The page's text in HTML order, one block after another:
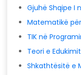
Gjuhë Shqipe I
Matematikë
TIK në
Teori e Edukimit
Shkathtësitë e